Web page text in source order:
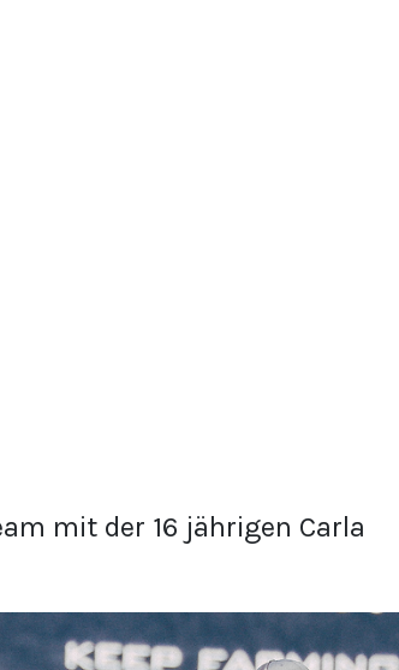
mit der 16 jährigen Carla